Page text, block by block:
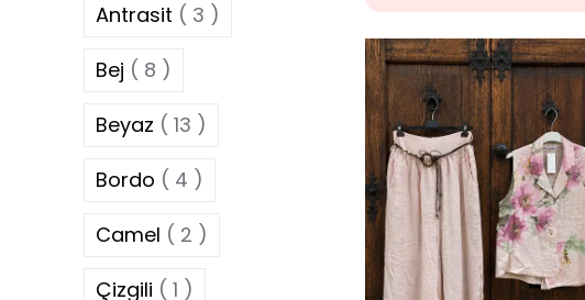
XL ( 13 )
Antrasit ( 3 )
Bej ( 8 )
Beyaz ( 13 )
Bordo ( 4 )
Camel ( 2 )
Çizgili ( 1 )